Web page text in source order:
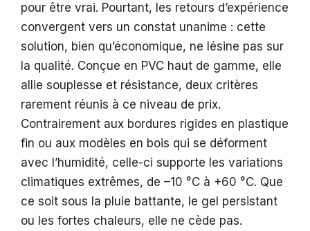
pour être vrai. Pourtant, les retours d’expérience
convergent vers un constat unanime : cette
solution, bien qu’économique, ne lésine pas sur
la qualité. Conçue en PVC haut de gamme, elle
allie souplesse et résistance, deux critères
rarement réunis à ce niveau de prix.
Contrairement aux bordures rigides en plastique
fin ou aux modèles en bois qui se déforment
avec l’humidité, celle-ci supporte les variations
climatiques extrêmes, de –10 °C à +60 °C. Que
ce soit sous la pluie battante, le gel persistant
ou les fortes chaleurs, elle ne cède pas.